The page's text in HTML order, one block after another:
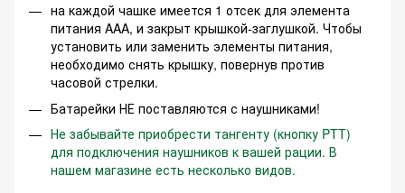
на каждой чашке имеется 1 отсек для элемента
питания AAA, и закрыт крышкой-заглушкой. Чтобы
установить или заменить элементы питания,
необходимо снять крышку, повернув против
часовой стрелки.
Батарейки НЕ поставляются с наушниками!
Не забывайте приобрести тангенту (кнопку PTT)
для подключения наушников к вашей рации. В
нашем магазине есть несколько видов.